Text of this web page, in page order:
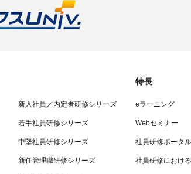
新入社員／内定者研修シリーズ
若手社員研修シリーズ
中堅社員研修シリーズ
新任管理職研修シリーズ
特長
eラーニング
Webセミナー
社員研修ポータル
社員研修におけ